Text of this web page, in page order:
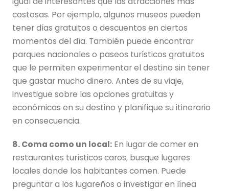
costosas. Por ejemplo, algunos museos pueden
tener días gratuitos o descuentos en ciertos
momentos del día. También puede encontrar
parques nacionales o paseos turísticos gratuitos
que le permiten experimentar el destino sin tener
que gastar mucho dinero. Antes de su viaje,
investigue sobre las opciones gratuitas y
económicas en su destino y planifique su itinerario
en consecuencia.
8. Coma como un local: En lugar de comer en
restaurantes turísticos caros, busque lugares
locales donde los habitantes comen. Puede
preguntar a los lugareños o investigar en línea